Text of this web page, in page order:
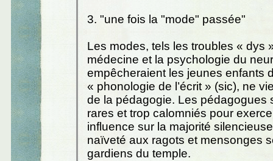
3. "une fois la "mode" passée"
Les modes, tels les troubles « dys
médecine et la psychologie du
empêcheraient les jeunes enfants
« phonologie de l’écrit » (sic), ne
de la pédagogie. Les pédagogues
rares et trop calomniés pour
influence sur la majorité
naïveté aux ragots et mensonges
gardiens du temple.